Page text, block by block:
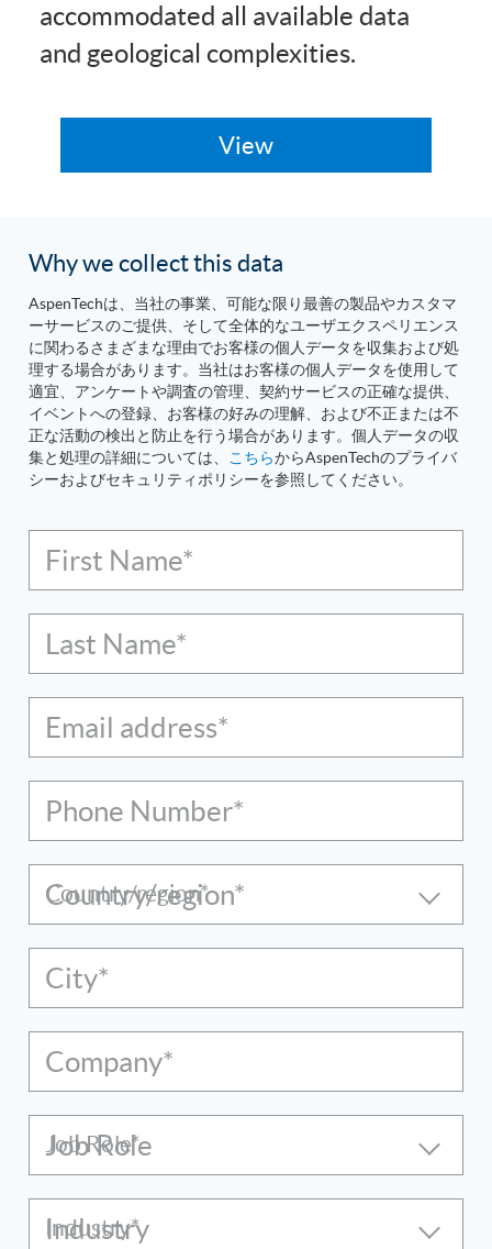
accommodated all available data
and geological complexities.
Why we collect this data
AspenTechは、当社の事業、可能な限り最善の製品やカスタマ
ーサービスのご提供、そして全体的なユーザエクスペリエンス
に関わるさまざまな理由でお客様の個人データを収集および処
理する場合があります。当社はお客様の個人データを使用して
適宜、アンケートや調査の管理、契約サービスの正確な提供、
イベントへの登録、お客様の好みの理解、および不正または不
正な活動の検出と防止を行う場合があります。個人データの収
集と処理の詳細については、
こちらからAspenTechのプライバ
シーおよびセキュリティポリシーを参照してください。
First Name*
Last Name*
Email address*
Phone Number*
Country/region*
City*
Company*
Job Role
Industry